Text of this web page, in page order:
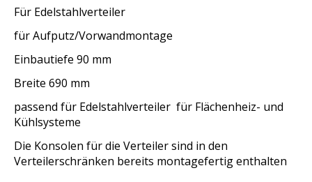
Für Edelstahlverteiler
für Aufputz/Vorwandmontage
Einbautiefe 90 mm
Breite 690 mm
passend für Edelstahlverteiler für Flächenheiz- und
Kühlsysteme
Die Konsolen für die Verteiler sind in den
Verteilerschränken bereits montagefertig enthalten